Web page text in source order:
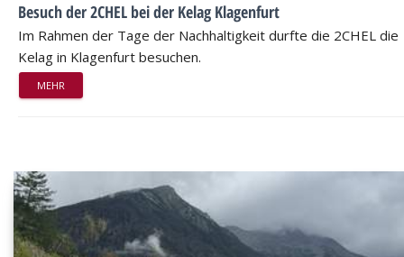
Besuch der 2CHEL bei der Kelag Klagenfurt
Im Rahmen der Tage der Nachhaltigkeit durfte die 2CHEL die
Kelag in Klagenfurt besuchen.
MEHR